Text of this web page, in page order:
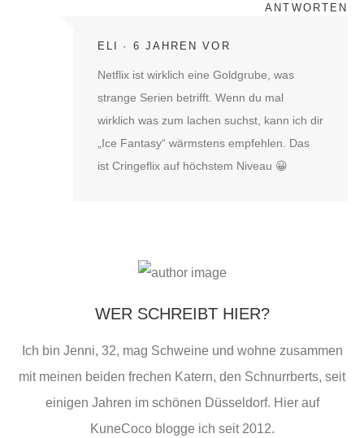
ELI 6 JAHREN VOR
ANTWORTEN
Netflix ist wirklich eine Goldgrube, was
strange Serien betrifft. Wenn du mal
wirklich was zum lachen suchst, kann ich dir
„Ice Fantasy“ wärmstens empfehlen. Das
ist Cringeflix auf höchstem Niveau 😀
WER SCHREIBT HIER?
Ich bin Jenni, 32, mag Schweine und wohne zusammen
mit meinen beiden frechen Katern, den Schnurrberts, seit
einigen Jahren im schönen Düsseldorf. Hier auf
KuneCoco blogge ich seit 2012.